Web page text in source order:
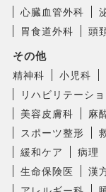
心臓血管外科
胃食道外科
頭
その他
精神科 小児科
リハビリテーシ
美容皮膚科
麻
スポーツ整形
緩和ケア
病理
生命保険医
漢